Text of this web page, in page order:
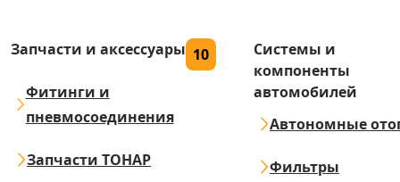
Запчасти и аксессуары 10
Фитинги и
пневмосоединения
Запчасти ТОНАР
Системы и
компоненты
автомобилей
Автономные
Фильтры